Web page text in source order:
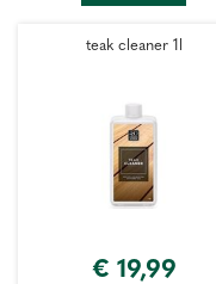
teak cleaner 1l
€ 19,99